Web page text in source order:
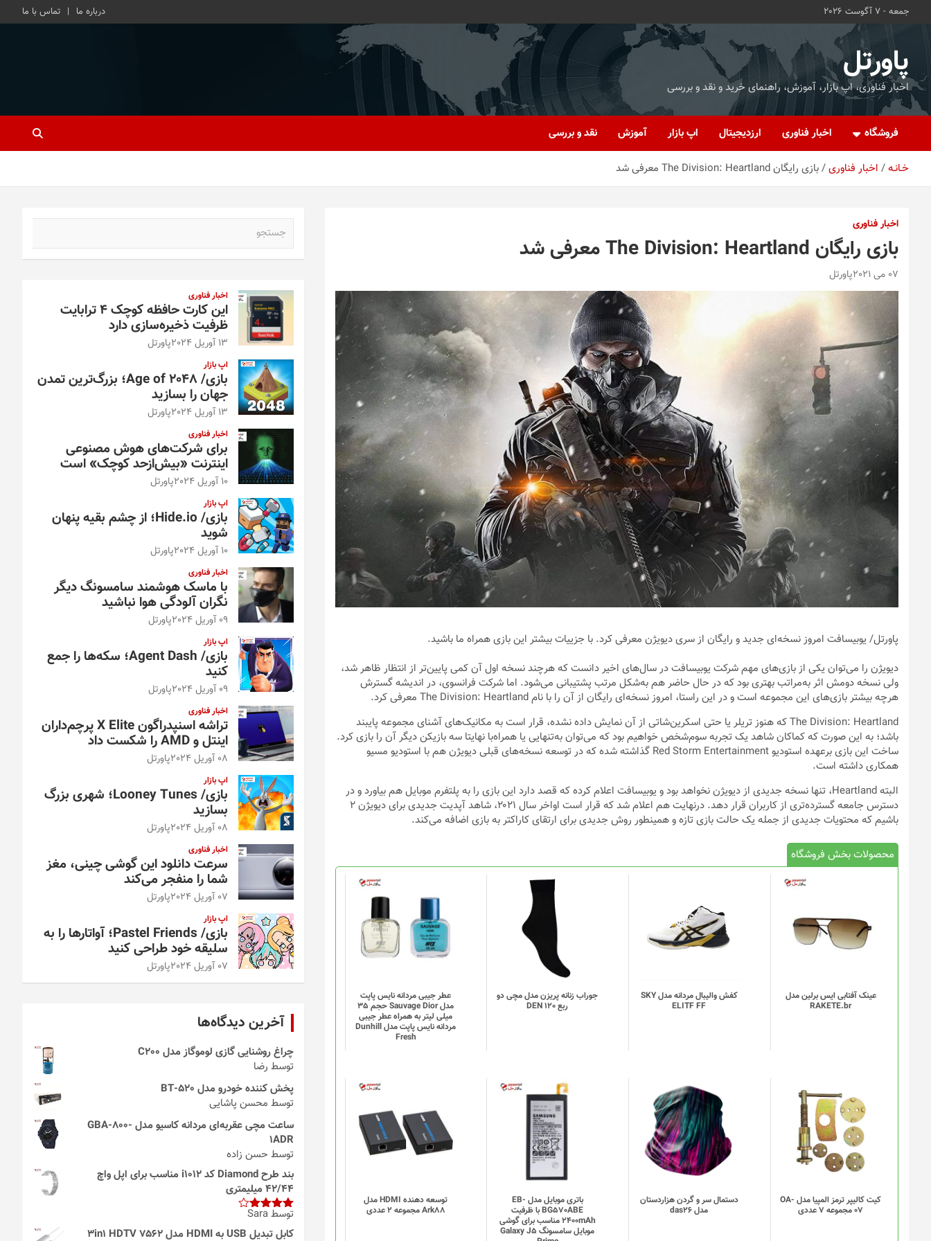
جمعه - 7 آگوست 2026 درباره ما تماس با ما
پاورتل
اخبار فناوری، اپ بازار، آموزش، راهنمای خرید و نقد و بررسی
فروشگاه اخبار فناوری ارزدیجیتال اپ بازار آموزش نقد و بررسی
خـانـه اخبار فناوری بازی رایگان The Division: Heartland معرفی شد
اخبار فناوری
بازی رایگان The Division: Heartland معرفی شد
07 می 2021 پاورتل
پاورتل/ یوبیسافت امروز نسخه‌ای جدید و رایگان از سری دیویژن معرفی کرد. با جزییات بیشتر این بازی همراه ما باشید.
دیویژن را می‌توان یکی از بازی‌های مهم شرکت یوبیسافت در سال‌های اخیر دانست که هرچند نسخه اول آن کمی پایین‌تر از انتظار ظاهر شد،
ولی نسخه دومش اثر به‌مراتب بهتری بود که در حال حاضر هم به‌شکل مرتب پشتیبانی می‌شود. اما شرکت فرانسوی، در اندیشه گسترش
هرچه بیشتر بازی‌های این مجموعه است و در این راستا، امروز نسخه‌ای رایگان از آن را با نام The Division: Heartland معرفی کرد.
The Division: Heartland که هنوز تریلر یا حتی اسکرین‌شاتی از آن نمایش داده نشده، قرار است به مکانیک‌های آشنای مجموعه پایبند
باشد؛ به این صورت که کماکان شاهد یک تجربه سوم‌شخص خواهیم بود که می‌توان به‌تنهایی یا همراه‌با نهایتا سه بازیکن دیگر آن را بازی کرد.
ساخت این بازی برعهده استودیو Red Storm Entertainment گذاشته شده که در توسعه نسخه‌های قبلی دیویژن هم با استودیو مسیو
همکاری داشته است.
البته Heartland، تنها نسخه جدیدی از دیویژن نخواهد بود و یوبیسافت اعلام کرده که قصد دارد این بازی را به پلتفرم موبایل هم بیاورد و در
دسترس جامعه گسترده‌تری از کاربران قرار دهد. درنهایت هم اعلام شد که قرار است اواخر سال ۲۰۲۱، شاهد آپدیت جدیدی برای دیویژن ۲
باشیم که محتویات جدیدی از جمله یک حالت بازی تازه و همینطور روش جدیدی برای ارتقای کاراکتر به بازی اضافه می‌کند.
محصولات بخش فروشگاه
عینک آفتابی ایس برلین مدل
RAKETE.br
کفش والیبال مردانه مدل SKY
ELITF FF
دارای
انواع
مختلفی
گزینه
ها
محصول
انتخاب
شوند
جوراب زنانه پریزن مدل مچی دو
ربع DEN 120
این
محصول
دارای
انواع
مختلفی
می
گزینه
ها
محصول
انتخاب
شوند
عطر جیبی مردانه نایس پاپت
مدل Sauvage Dior حجم 35
میلی لیتر به همراه عطر جیبی
مردانه نایس پاپت مدل Dunhill
Fresh
کیت کالیپر ترمز المپیا مدل OA-
07 مجموعه 7 عددی
دستمال سر و گردن هزاردستان
مدل das26
این
محصول
دارای
انواع
مختلفی
می
گزینه
ها
باتری موبایل مدل EB-
BG570ABE با ظرفیت
2400mAh مناسب برای گوشی
موبایل سامسونگ Galaxy J5
توسعه دهنده HDMI مدل
Ark88 مجموعه 2 عددی
اخبار فناوری
این کارت حافظه کوچک ۴ ترابایت
ظرفیت ذخیره‌سازی دارد
13 آوریل 2024 پاورتل
اپ بازار
بازی/ Age of 2048؛ بزرگ‌ترین تمدن
جهان را بسازید
13 آوریل 2024 پاورتل
اخبار فناوری
برای شرکت‌های هوش مصنوعی
اینترنت «بیش‌از‌حد کوچک» است
10 آوریل 2024 پاورتل
اپ بازار
بازی/ Hide.io؛ از چشم بقیه پنهان
شوید
10 آوریل 2024 پاورتل
اخبار فناوری
با ماسک هوشمند سامسونگ دیگر
نگران آلودگی هوا نباشید
09 آوریل 2024 پاورتل
اپ بازار
بازی/ Agent Dash؛ سکه‌ها را جمع
کنید
09 آوریل 2024 پاورتل
اخبار فناوری
تراشه اسنپدراگون X Elite پرچم‌داران
اینتل و AMD را شکست داد
08 آوریل 2024 پاورتل
اپ بازار
بازی/ Looney Tunes؛ شهری بزرگ
بسازید
08 آوریل 2024 پاورتل
اخبار فناوری
سرعت دانلود این گوشی چینی، مغز
شما را منفجر می‌کند
07 آوریل 2024 پاورتل
اپ بازار
بازی/ Pastel Friends؛ آواتارها را به
سلیقه خود طراحی کنید
07 آوریل 2024 پاورتل
آخرین دیدگاه‌ها
چراغ روشنایی گازی لوموگاز مدل C200
توسط رضا
پخش کننده خودرو مدل 520-BT
توسط محسن پاشایی
ساعت مچی عقربه‌ای مردانه کاسیو مدل GBA-800-
1ADR
توسط حسن زاده
بند طرح Diamond کد i1012 مناسب برای اپل واچ
42/44 میلیمتری
امتیاز4
از 5
توسط Sara
کابل تبدیل USB به HDMI مدل 3in1 HDTV 7562